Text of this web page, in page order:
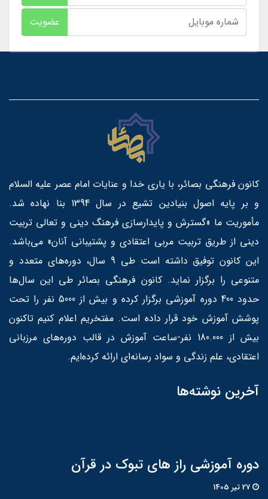
عضویت
کانون فرهنگی بصائر، با یاری خدا و عنایات امام عصر علیه السلام
و بر پایه اصول بنیادین تشیع در سال 1394 بنا نهاده شد.
مأموریت ما «گسترش و پایدارسازی فرهنگ دینی و تعالی تربیت
دینی از طریق تربیت مربی اعتقادی و پشتیبانی آنان» می‌باشد.
این کانون توفیق داشته است طی 9 سال، دوره‌های متعدد و
متنوعی را برگزار نماید. کانون فرهنگی بصائر طی این سال‌ها
حدود 400 دوره آموزشی برگزار کرده و بیش از 5000 نفر را تحت
پوشش آموزش خود قرار داده است. مفتخریم اعلام کنیم تاکنون
بیش از 180.000 نفر-ساعت آموزش در قالب دوره‌های مرزبانی
اعتقادی، علم زندگی و سواد رسانه‌ای ارائه کرده‌ایم.
آخرین نوشته‌ها
دوره آموزشی راز های تبوک در قرآن